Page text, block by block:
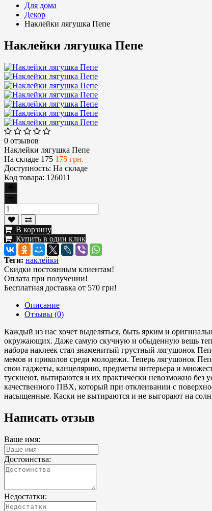
Для дома
Декор
Наклейки лягушка Пепе
Наклейки лягушка Пепе
0 отзывов
Наклейки лягушка Пепе
На складе 175 175 грн.
Доступность: На складе
Код товара: 126011
В корзину
Купить в один клик
Теги: наклейки
Скидки постоянным клиентам!
Оплата при получении!
Бесплатная доставка от 570 грн!
Описание
Отзывы (0)
Каждый из нас хочет выделяться, быть ярким и
окружающих. Даже самую скучную и обыденную вещь
набора наклеек стал знаменитый грустный лягушонок
мемов и приколов среди молодежи. Теперь лягушонок
свои гаджеты, канцелярию, предметы интерьера и
тускнеют, вытираются и их практически невозможно без
качественного ПВХ, который при отклеивании с
насыщенные. Каски не вытираются и не выгорают на
Написать отзыв
Ваше имя:
Достоинства:
Недостатки: